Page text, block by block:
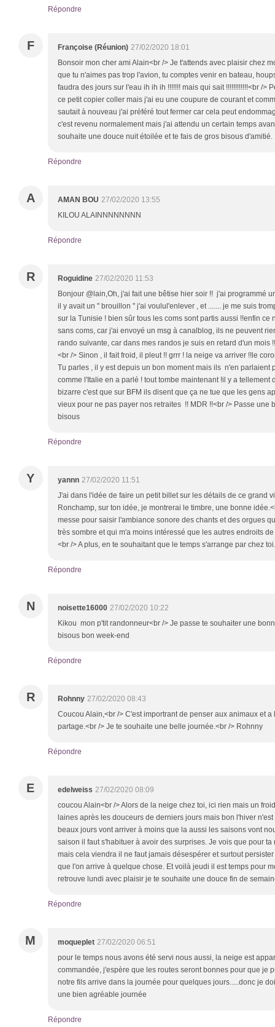
Répondre
F Françoise (Réunion) 27/02/2020 18:01
Bonsoir mon cher ami Alain<br /> Je t'attends avec plaisir chez
que tu n'aimes pas trop l'avion, tu comptes venir en bateau,
faudra des jours sur l'eau ih ih ih !!!!!!! mais qui sait !!!!!!!!!!!!<br />
ce petit copier coller mais j'ai eu une coupure de courant et
sautait à nouveau j'ai préféré tout fermer car cela peut
c'est revenu normalement mais j'ai attendu un certain temps
souhaite une douce nuit étoilée et te fais de gros bisous d'amitié.
Répondre
A AMAN BOU 27/02/2020 13:55
KILOU ALAINNNNNNNN
Répondre
R Roguidine 27/02/2020 11:53
Bonjour @lain,Oh, j'ai fait une bêtise hier soir !! j'ai programmé
il y avait un '' brouillon '' j'ai voulul'enlever , et ....... je me suis
sur la Tunisie ! bien sûr tous les coms sont partis aussi !!enfin ce
sans coms, car j'ai envoyé un msg à canalblog, ils ne peuvent
rando suivante, car dans mes randos je suis en retard d'un mois
<br /> Sinon , il fait froid, il pleut !! grrr ! la neige va arriver !!le
Tu parles , il y est depuis un bon moment mais ils n'en parlaient
comme l'Italie en a parlé ! tout tombe maintenant !il y a tellement
bizarre c'est que sur BFM ils disent que ça ne tue que les gens
vieux pour ne pas payer nos retraites !! MDR !!<br /> Passe une
bisous
Répondre
Y yannn 27/02/2020 11:51
J'ai dans l'idée de faire un petit billet sur les détails de ce grand
Ronchamp, sur ton idée, je montrerai le timbre, une bonne
messe pour saisir l'ambiance sonore des chants et des orgues
très sombre et qui m'a moins intéressé que les autres endroits
<br /> A plus, en te souhaitant que le temps s'arrange par chez
Répondre
N noisette16000 27/02/2020 10:22
Kikou mon p'tit randonneur<br /> Je passe te souhaiter une
bisous bon week-end
Répondre
R Rohnny 27/02/2020 08:43
Coucou Alain,<br /> C'est importrant de penser aux animaux et
partage.<br /> Je te souhaite une belle journée.<br /> Rohnny
Répondre
E edelweiss 27/02/2020 08:09
coucou Alain<br /> Alors de la neige chez toi, ici rien mais un
laines après les douceurs de derniers jours mais bon l'hiver
beaux jours vont arriver à moins que la aussi les saisons vont
saison il faut s'habituer à avoir des surprises. Je vois que pour
mais cela viendra il ne faut jamais désespérer et surtout
que l'on arrive à quelque chose. Et voilà jeudi il est temps pour
retrouve lundi avec plaisir je te souhaite une douce fin de
Répondre
M moqueplet 27/02/2020 06:51
pour le temps nous avons été servi nous aussi, la neige est
commandée, j'espère que les routes seront bonnes pour que je
notre fils arrive dans la journée pour quelques jours.....donc je
une bien agréable journée
Répondre